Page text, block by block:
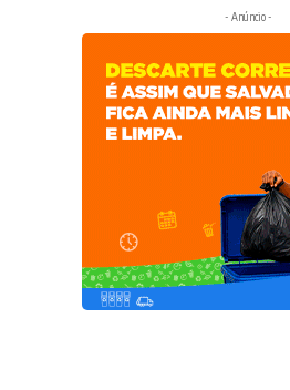
- Anúncio -